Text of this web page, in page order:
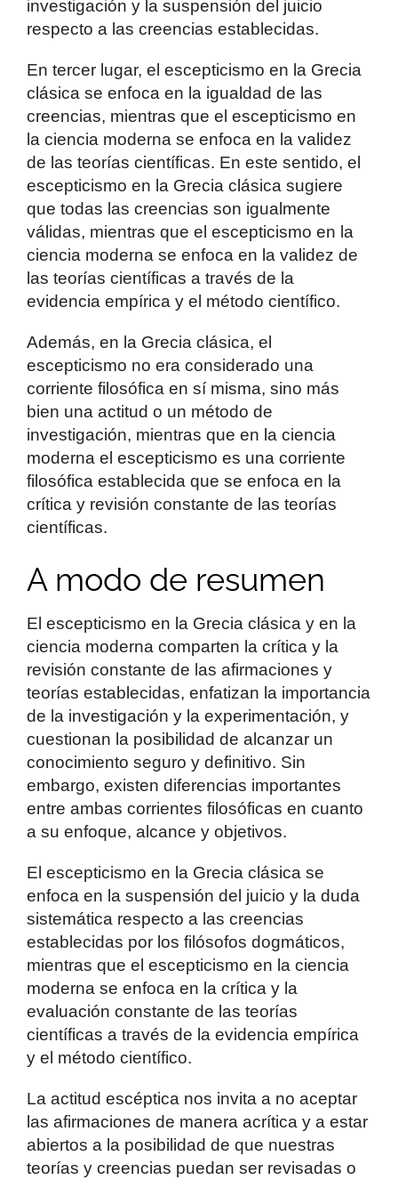
investigación y la suspensión del juicio
respecto a las creencias establecidas.
En tercer lugar, el escepticismo en la Grecia
clásica se enfoca en la igualdad de las
creencias, mientras que el escepticismo en
la ciencia moderna se enfoca en la validez
de las teorías científicas. En este sentido, el
escepticismo en la Grecia clásica sugiere
que todas las creencias son igualmente
válidas, mientras que el escepticismo en la
ciencia moderna se enfoca en la validez de
las teorías científicas a través de la
evidencia empírica y el método científico.
Además, en la Grecia clásica, el
escepticismo no era considerado una
corriente filosófica en sí misma, sino más
bien una actitud o un método de
investigación, mientras que en la ciencia
moderna el escepticismo es una corriente
filosófica establecida que se enfoca en la
crítica y revisión constante de las teorías
científicas.
A modo de resumen
El escepticismo en la Grecia clásica y en la
ciencia moderna comparten la crítica y la
revisión constante de las afirmaciones y
teorías establecidas, enfatizan la importancia
de la investigación y la experimentación, y
cuestionan la posibilidad de alcanzar un
conocimiento seguro y definitivo. Sin
embargo, existen diferencias importantes
entre ambas corrientes filosóficas en cuanto
a su enfoque, alcance y objetivos.
El escepticismo en la Grecia clásica se
enfoca en la suspensión del juicio y la duda
sistemática respecto a las creencias
establecidas por los filósofos dogmáticos,
mientras que el escepticismo en la ciencia
moderna se enfoca en la crítica y la
evaluación constante de las teorías
científicas a través de la evidencia empírica
y el método científico.
La actitud escéptica nos invita a no aceptar
las afirmaciones de manera acrítica y a estar
abiertos a la posibilidad de que nuestras
teorías y creencias puedan ser revisadas o